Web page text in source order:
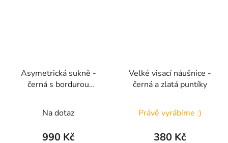
Asymetrická sukně -
černá s bordurou
Na dotaz
990 Kč
Velké visací náušnice -
černá a zlatá puntíky
Právě vyrábíme :)
380 Kč